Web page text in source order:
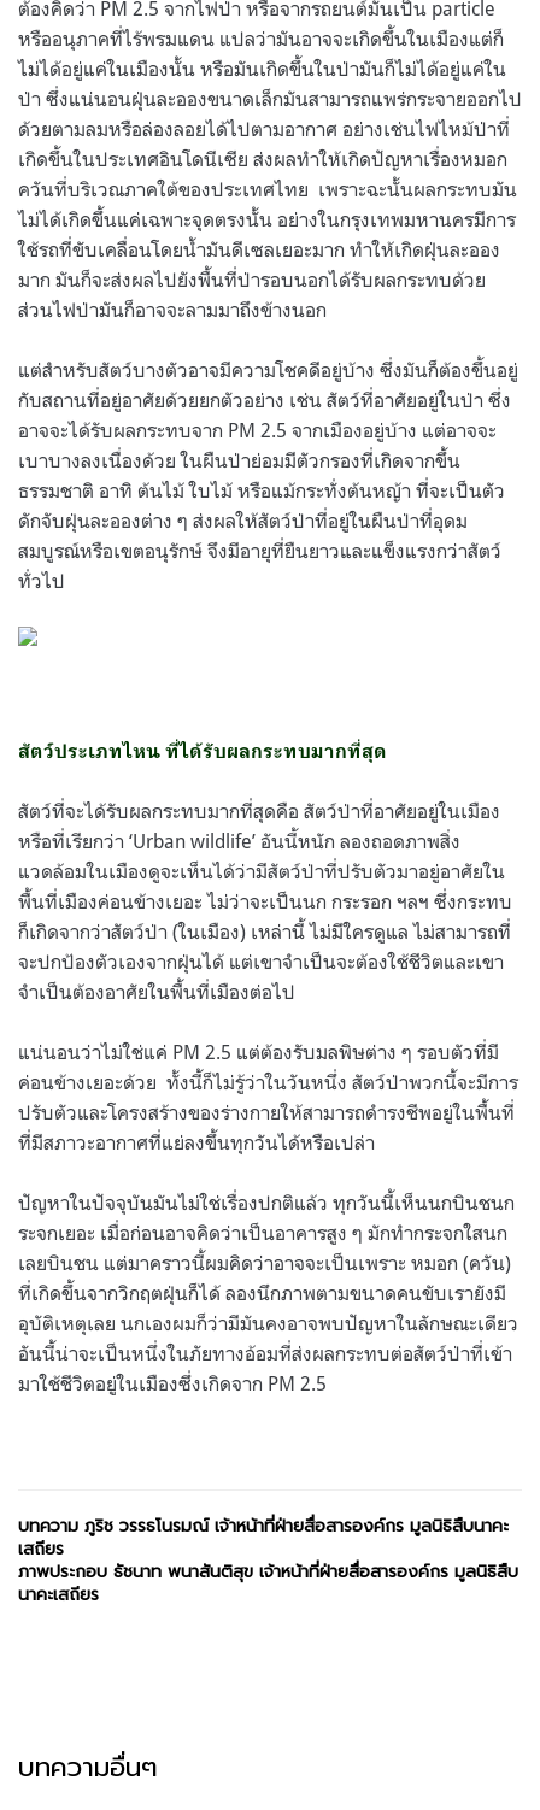
ต้องคิดว่า PM 2.5 จากไฟป่า หรือจากรถยนต์มันเป็น particle
หรืออนุภาคที่ไร้พรมแดน แปลว่ามันอาจจะเกิดขึ้นในเมืองแต่ก็
ไม่ได้อยู่แค่ในเมืองนั้น หรือมันเกิดขึ้นในป่ามันก็ไม่ได้อยู่แค่ใน
ป่า ซึ่งแน่นอนฝุ่นละอองขนาดเล็กมันสามารถแพร่กระจายออกไป
ด้วยตามลมหรือล่องลอยได้ไปตามอากาศ อย่างเช่นไฟไหม้ป่าที่
เกิดขึ้นในประเทศอินโดนีเซีย ส่งผลทำให้เกิดปัญหาเรื่องหมอก
ควันที่บริเวณภาคใต้ของประเทศไทย เพราะฉะนั้นผลกระทบมัน
ไม่ได้เกิดขึ้นแค่เฉพาะจุดตรงนั้น อย่างในกรุงเทพมหานครมีการ
ใช้รถที่ขับเคลื่อนโดยน้ำมันดีเซลเยอะมาก ทำให้เกิดฝุ่นละออง
มาก มันก็จะส่งผลไปยังพื้นที่ป่ารอบนอกได้รับผลกระทบด้วย
ส่วนไฟป่ามันก็อาจจะลามมาถึงข้างนอก
แต่สำหรับสัตว์บางตัวอาจมีความโชคดีอยู่บ้าง ซึ่งมันก็ต้องขึ้นอยู่
กับสถานที่อยู่อาศัยด้วยยกตัวอย่าง เช่น สัตว์ที่อาศัยอยู่ในป่า ซึ่ง
อาจจะได้รับผลกระทบจาก PM 2.5 จากเมืองอยู่บ้าง แต่อาจจะ
เบาบางลงเนื่องด้วย ในผืนป่าย่อมมีตัวกรองที่เกิดจากขึ้น
ธรรมชาติ อาทิ ต้นไม้ ใบไม้ หรือแม้กระทั่งต้นหญ้า ที่จะเป็นตัว
ดักจับฝุ่นละอองต่าง ๆ ส่งผลให้สัตว์ป่าที่อยู่ในผืนป่าที่อุดม
สมบูรณ์หรือเขตอนุรักษ์ จึงมีอายุที่ยืนยาวและแข็งแรงกว่าสัตว์
ทั่วไป
สัตว์ประเภทไหน ที่ได้รับผลกระทบมากที่สุด
สัตว์ที่จะได้รับผลกระทบมากที่สุดคือ สัตว์ป่าที่อาศัยอยู่ในเมือง
หรือที่เรียกว่า ‘Urban wildlife’ อันนี้หนัก ลองถอดภาพสิ่ง
แวดล้อมในเมืองดูจะเห็นได้ว่ามีสัตว์ป่าที่ปรับตัวมาอยู่อาศัยใน
พื้นที่เมืองค่อนข้างเยอะ ไม่ว่าจะเป็นนก กระรอก ฯลฯ ซึ่งกระทบ
ก็เกิดจากว่าสัตว์ป่า (ในเมือง) เหล่านี้ ไม่มีใครดูแล ไม่สามารถที่
จะปกป้องตัวเองจากฝุ่นได้ แต่เขาจำเป็นจะต้องใช้ชีวิตและเขา
จำเป็นต้องอาศัยในพื้นที่เมืองต่อไป
แน่นอนว่าไม่ใช่แค่ PM 2.5 แต่ต้องรับมลพิษต่าง ๆ รอบตัวที่มี
ค่อนข้างเยอะด้วย ทั้งนี้ก็ไม่รู้ว่าในวันหนึ่ง สัตว์ป่าพวกนี้จะมีการ
ปรับตัวและโครงสร้างของร่างกายให้สามารถดำรงชีพอยู่ในพื้นที่
ที่มีสภาวะอากาศที่แย่ลงขึ้นทุกวันได้หรือเปล่า
ปัญหาในปัจจุบันมันไม่ใช่เรื่องปกติแล้ว ทุกวันนี้เห็นนกบินชนก
ระจกเยอะ เมื่อก่อนอาจคิดว่าเป็นอาคารสูง ๆ มักทำกระจกใสนก
เลยบินชน แต่มาคราวนี้ผมคิดว่าอาจจะเป็นเพราะ หมอก (ควัน)
ที่เกิดขึ้นจากวิกฤตฝุ่นก็ได้ ลองนึกภาพตามขนาดคนขับเรายังมี
อุบัติเหตุเลย นกเองผมก็ว่ามีมันคงอาจพบปัญหาในลักษณะเดียว
อันนี้น่าจะเป็นหนึ่งในภัยทางอ้อมที่ส่งผลกระทบต่อสัตว์ป่าที่เข้า
มาใช้ชีวิตอยู่ในเมืองซึ่งเกิดจาก PM 2.5
บทความ ภูริช วรรธโนรมณ์ เจ้าหน้าที่ฝ่ายสื่อสารองค์กร มูลนิธิสืบนาคะ
เสถียร
ภาพประกอบ ธัชนาท พนาสันติสุข เจ้าหน้าที่ฝ่ายสื่อสารองค์กร มูลนิธิสืบ
นาคะเสถียร
บทความอื่นๆ